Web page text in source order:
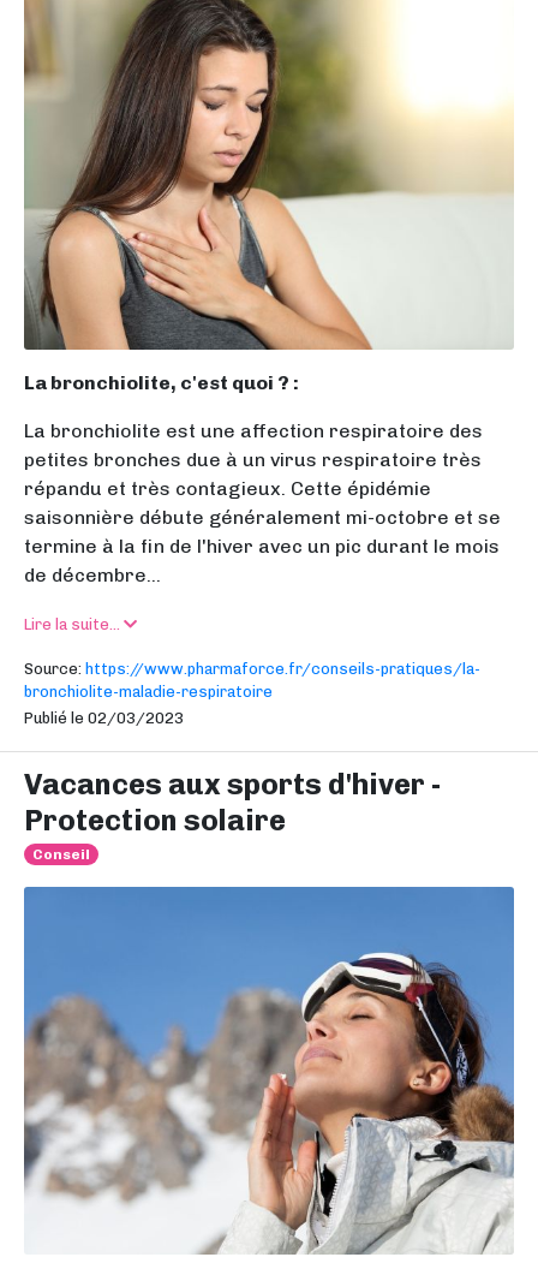
La bronchiolite, c'est quoi ? :
La bronchiolite est une affection respiratoire des
petites bronches due à un virus respiratoire très
répandu et très contagieux. Cette épidémie
saisonnière débute généralement mi-octobre et se
termine à la fin de l'hiver avec un pic durant le mois
de décembre...
Lire la suite...
Source: https://www.pharmaforce.fr/conseils-pratiques/la-
bronchiolite-maladie-respiratoire
Publié le 02/03/2023
Vacances aux sports d'hiver -
Protection solaire
Conseil